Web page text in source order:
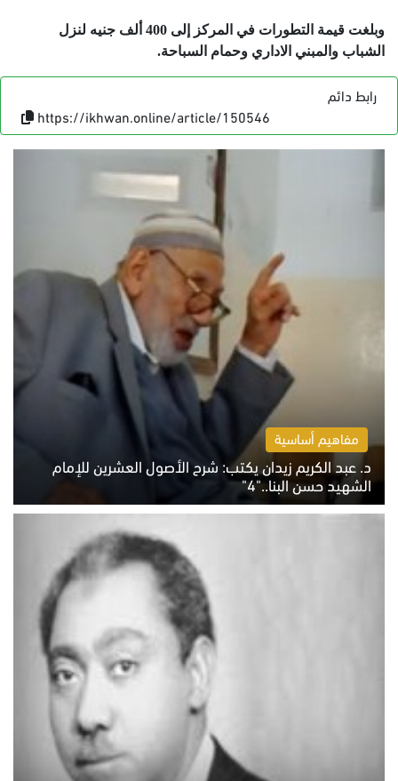
وبلغت قيمة التطورات في المركز إلى 400 ألف جنيه لنزل
الشباب والمبني الاداري وحمام السباحة.
رابط دائم
https://ikhwan.online/article/150546
مفاهيم أساسية
د. عبد الكريم زيدان يكتب: شرح الأصول العشرين للإمام
الشهيد حسن البنا.."4"
الخميس 6 أغسطس 2026 10:27 ص